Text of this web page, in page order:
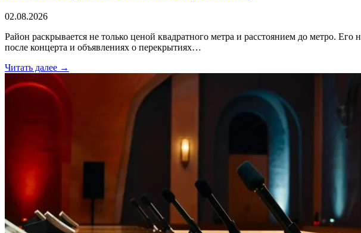
02.08.2026
Район раскрывается не только ценой квадратного метра и расстоянием до метро.
после концерта и объявлениях о перекрытиях…
Читать далее →